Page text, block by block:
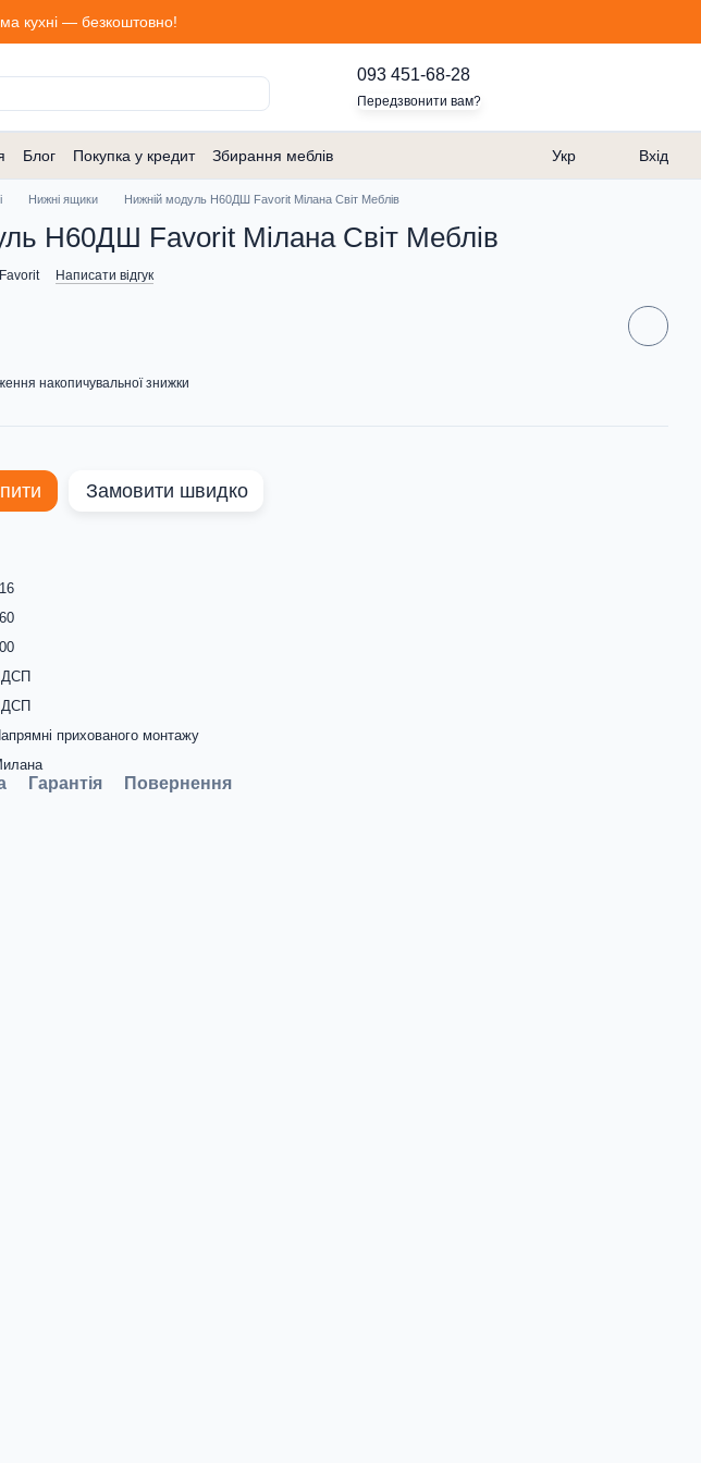
кухні — безкоштовно!
093 451-68-28
Передзвонити вам?
Блог Покупка у кредит
Збирання меблів
Укр Вхід
Нижні ящики Нижній модуль H60ДШ Favorit Мілана Світ Меблів
H60ДШ Favorit Мілана Світ Меблів
Написати відгук
накопичувальної знижки
Замовити швидко
прихованого монтажу
Гарантія Повернення